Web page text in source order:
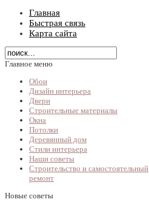
Главная
Быстрая связь
Карта сайта
Главное меню
Обои
Дизайн интерьера
Двери
Строительные материалы
Окна
Потолки
Деревянный дом
Стили интерьера
Наши советы
Строительство и самостоятельный
ремонт
Новые советы